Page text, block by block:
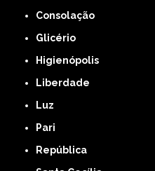
Consolação
Glicério
Higienópolis
Liberdade
Luz
Pari
República